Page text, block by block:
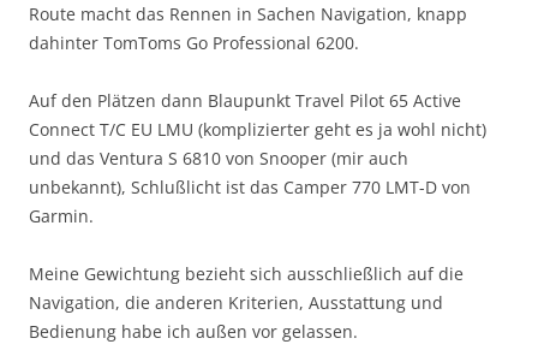
Route macht das Rennen in Sachen Navigation, knapp
dahinter TomToms Go Professional 6200.
Auf den Plätzen dann Blaupunkt Travel Pilot 65 Active
Connect T/C EU LMU (komplizierter geht es ja wohl nicht)
und das Ventura S 6810 von Snooper (mir auch
unbekannt), Schlußlicht ist das Camper 770 LMT-D von
Garmin.
Meine Gewichtung bezieht sich ausschließlich auf die
Navigation, die anderen Kriterien, Ausstattung und
Bedienung habe ich außen vor gelassen.